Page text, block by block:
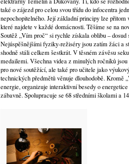
také o zájezd pro celou svou třídu do infocentra
nepochopitelného. Její základní principy lze
které najdete v každé domácnosti. Těšíme se na
Soutěž „Vím proč“ si rychle získala oblibu –
Nejúspěšnějšími fyziky-režiséry jsou zatím žáci a
shodně stáli celkem šestkrát. V těsném závěsu
medailemi. Všechna videa z minulých ročníků
pro nové soutěžící, ale také pro učitele jako
technických předmětů věnuje dlouhodobě. Kromě
energie, organizuje interaktivní besedy o
zábavně. Spolupracuje se 68 středními školami a